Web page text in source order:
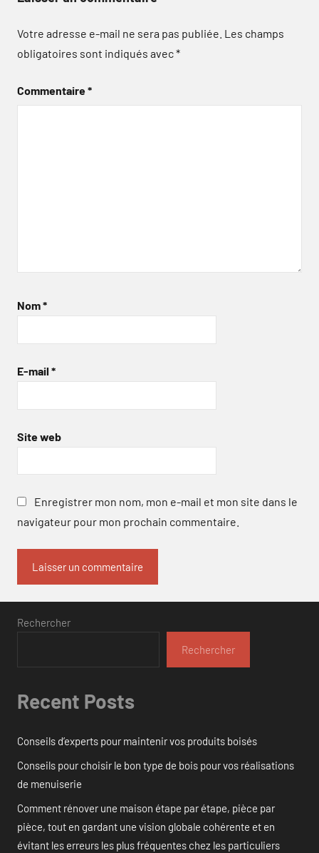
Votre adresse e-mail ne sera pas publiée. Les champs
obligatoires sont indiqués avec*
Commentaire*
Nom*
E-mail *
Site web
Enregistrer mon nom, mon e-mail et mon site dans le
navigateur pour mon prochain commentaire.
Rechercher
Rechercher
Recent Posts
Conseils d’experts pour maintenir vos produits boisés
Conseils pour choisir le bon type de bois pour vos réalisations
de menuiserie
Comment rénover une maison étape par étape, pièce par
pièce, tout en gardant une vision globale cohérente et en
évitant les erreurs les plus fréquentes chez les particuliers